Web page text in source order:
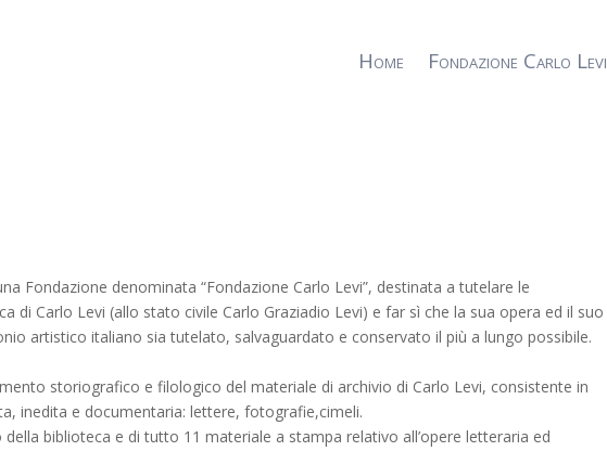
Home Fondazione Carlo Levi
Fondazione denominata “Fondazione Carlo Levi”, destinata a tutelare le
di Carlo Levi (allo stato civile Carlo Graziadio Levi) e far sì che la sua opera ed il suo
artistico italiano sia tutelato, salvaguardato e conservato il più a lungo possibile.
storiografico e filologico del materiale di archivio di Carlo Levi, consistente in
inedita e documentaria: lettere, fotografie,cimeli.
biblioteca e di tutto 11 materiale a stampa relativo all’opere letteraria ed